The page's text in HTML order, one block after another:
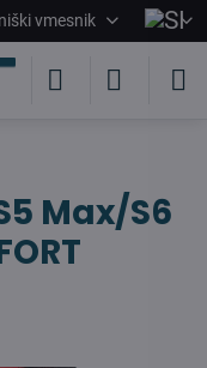
vmesnik
Max/S6